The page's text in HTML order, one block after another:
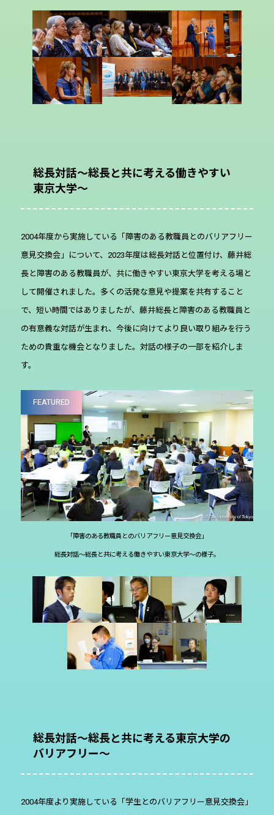
総長対話～総長と共に考える働きやすい
東京大学～
2004年度から実施している「障害のある教職員とのバリアフリー
意見交換会」について、2023年度は総長対話と位置付け、藤井総
長と障害のある教職員が、共に働きやすい東京大学を考える場と
して開催されました。多くの活発な意見や提案を共有すること
で、短い時間ではありましたが、藤井総長と障害のある教職員と
の有意義な対話が生まれ、今後に向けてより良い取り組みを行う
ための貴重な機会となりました。対話の様子の一部を紹介しま
す。
FEATURED
「障害のある教職員とのバリアフリー意見交換会」
総長対話～総長と共に考える働きやすい東京大学～の様子。
総長対話～総長と共に考える東京大学の
バリアフリー～
2004年度より実施している「学生とのバリアフリー意見交換会」